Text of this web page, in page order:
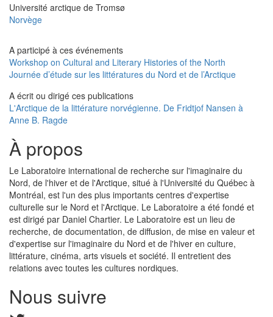
Université
Université arctique de Tromsø
Norvège
A participé à ces événements
Workshop on Cultural and Literary Histories of the North
Journée d’étude sur les littératures du Nord et de l’Arctique
A écrit ou dirigé ces publications
L'Arctique de la littérature norvégienne. De Fridtjof Nansen à
Anne B. Ragde
À propos
Le Laboratoire international de recherche sur l'imaginaire du
Nord, de l'hiver et de l'Arctique, situé à l'Université du Québec à
Montréal, est l'un des plus importants centres d'expertise
culturelle sur le Nord et l'Arctique. Le Laboratoire a été fondé et
est dirigé par Daniel Chartier. Le Laboratoire est un lieu de
recherche, de documentation, de diffusion, de mise en valeur et
d'expertise sur l'imaginaire du Nord et de l'hiver en culture,
littérature, cinéma, arts visuels et société. Il entretient des
relations avec toutes les cultures nordiques.
Nous suivre